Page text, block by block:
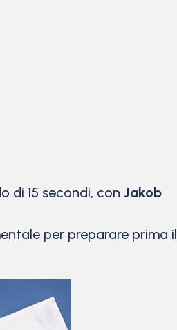
di 15 secondi, con Jakob
per preparare prima il